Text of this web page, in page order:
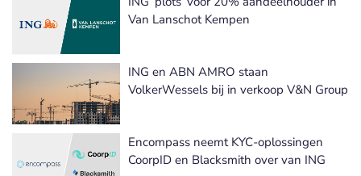
Van Lanschot Kempen
ING en ABN AMRO staan
VolkerWessels bij in verkoop V&N Group
Encompass neemt KYC-oplossingen
CoorpID en Blacksmith over van ING